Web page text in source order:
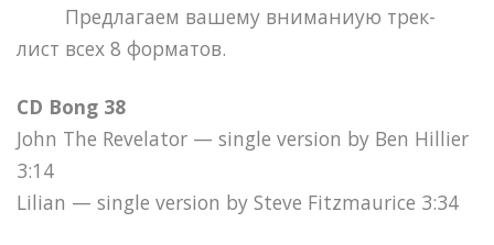
Предлагаем вашему вниманиую трек-
лист всех 8 форматов.
CD Bong 38
John The Revelator — single version by Ben Hillier
3:14
Lilian — single version by Steve Fitzmaurice 3:34